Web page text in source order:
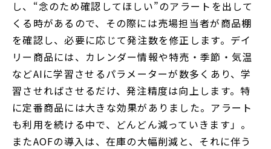
し、“念のため確認してほしい”のアラートを出して
くる時があるので、その際には売場担当者が商品棚
を確認し、必要に応じて発注数を修正します。デイ
リー商品には、カレンダー情報や特売・季節・気温
などAIに学習させるパラメーターが数多くあり、学
習させればさせるだけ、発注精度は向上します。特
に定番商品には大きな効果がありました。アラート
も利用を続ける中で、どんどん減っていきます」。
またAOFの導入は、在庫の大幅削減と、それに伴う